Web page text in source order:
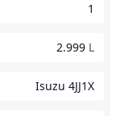
1
2.999 L
Isuzu 4JJ1X